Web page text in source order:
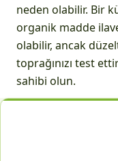
neden olabilir. Bir
organik madde
olabilir, ancak
toprağınızı test
sahibi olun.